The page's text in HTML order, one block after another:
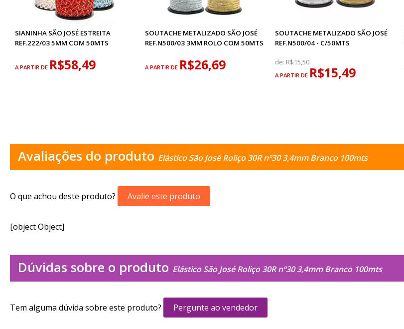
SIANINHA SÃO JOSÉ ESTREITA
REF.222/03 5MM COM 50MTS
A PARTIR DE R$58,49
SOUTACHE METALIZADO SÃO JOSÉ
REF.N500/03 3MM ROLO COM 50MTS
A PARTIR DE R$26,69
SOUTACHE METALIZADO SÃO JOSÉ
REF.N500/04 - C/50MTS
de: R$15,50
A PARTIR DE R$15,49
Avaliações do produto Elástico São José Roliço 30R nº30 3,4mm Branco 100mts
O que achou deste produto? Avalie este produto
[object Object]
Dúvidas sobre o produto Elástico São José Roliço 30R nº30 3,4mm Branco 100mts
Tem alguma dúvida sobre este produto? Pergunte ao vendedor